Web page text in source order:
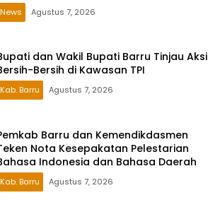
News Agustus 7, 2026
dan Wakil Bupati Barru Tinjau Aksi
Bersih di Kawasan TPI
Kab. Barru Agustus 7, 2026
Barru dan Kemendikdasmen
Nota Kesepakatan Pelestarian
Indonesia dan Bahasa Daerah
Kab. Barru Agustus 7, 2026